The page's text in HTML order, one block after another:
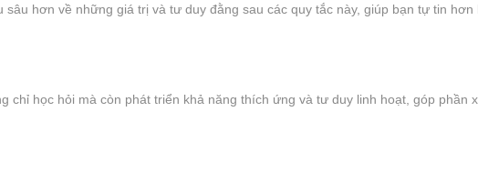
hơn về những giá trị và tư duy đằng sau các quy tắc này, giúp bạn tự tin hơn
chỉ học hỏi mà còn phát triển khả năng thích ứng và tư duy linh hoạt, góp phần